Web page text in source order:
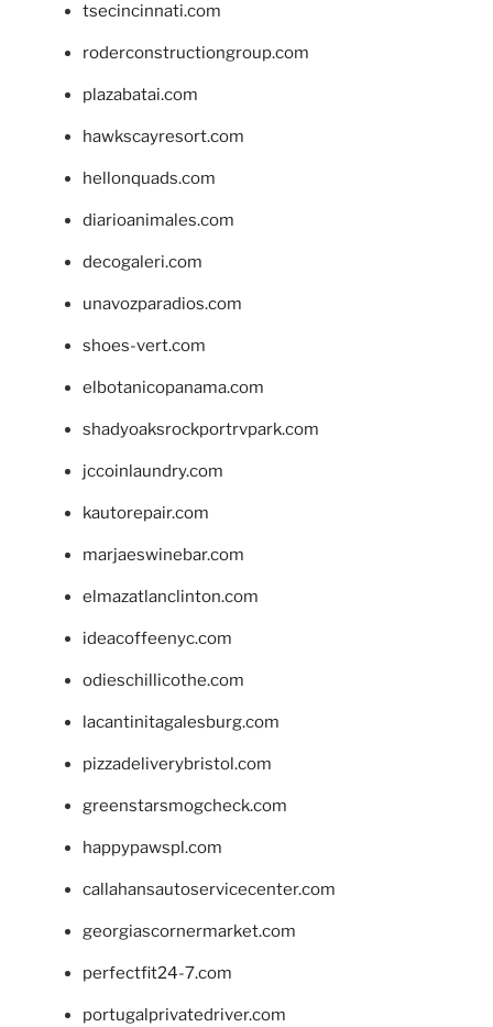
tsecincinnati.com
roderconstructiongroup.com
plazabatai.com
hawkscayresort.com
hellonquads.com
diarioanimales.com
decogaleri.com
unavozparadios.com
shoes-vert.com
elbotanicopanama.com
shadyoaksrockportrvpark.com
jccoinlaundry.com
kautorepair.com
marjaeswinebar.com
elmazatlanclinton.com
ideacoffeenyc.com
odieschillicothe.com
lacantinitagalesburg.com
pizzadeliverybristol.com
greenstarsmogcheck.com
happypawspl.com
callahansautoservicecenter.com
georgiascornermarket.com
perfectfit24-7.com
portugalprivatedriver.com